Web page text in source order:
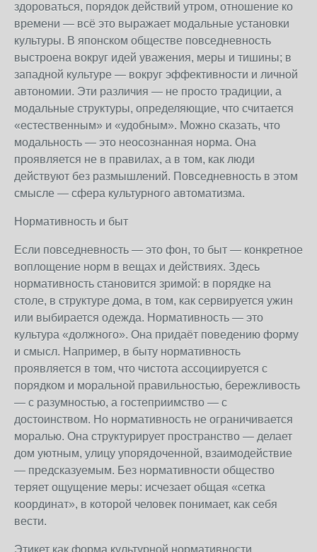
здороваться, порядок действий утром, отношение ко
времени — всё это выражает модальные установки
культуры. В японском обществе повседневность
выстроена вокруг идей уважения, меры и тишины; в
западной культуре — вокруг эффективности и личной
автономии. Эти различия — не просто традиции, а
модальные структуры, определяющие, что считается
«естественным» и «удобным». Можно сказать, что
модальность — это неосознанная норма. Она
проявляется не в правилах, а в том, как люди
действуют без размышлений. Повседневность в этом
смысле — сфера культурного автоматизма.
Нормативность и быт
Если повседневность — это фон, то быт — конкретное
воплощение норм в вещах и действиях. Здесь
нормативность становится зримой: в порядке на
столе, в структуре дома, в том, как сервируется ужин
или выбирается одежда. Нормативность — это
культура «должного». Она придаёт поведению форму
и смысл. Например, в быту нормативность
проявляется в том, что чистота ассоциируется с
порядком и моральной правильностью, бережливость
— с разумностью, а гостеприимство — с
достоинством. Но нормативность не ограничивается
моралью. Она структурирует пространство — делает
дом уютным, улицу упорядоченной, взаимодействие
— предсказуемым. Без нормативности общество
теряет ощущение меры: исчезает общая «сетка
координат», в которой человек понимает, как себя
вести.
Этикет как форма культурной нормативности